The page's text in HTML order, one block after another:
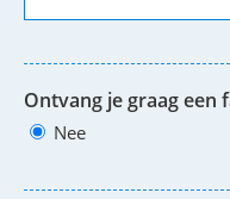
Ontvang je graag een
Nee